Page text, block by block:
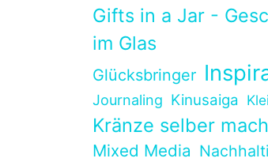
Gifts in a Jar -
im Glas
Glücksbringer
Journaling Kinusaiga
Kränze selber
Mixed Media